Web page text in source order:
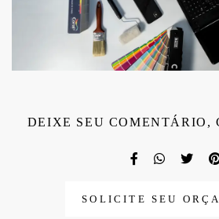
DEIXE SEU COMENTÁRIO,
SOLICITE SEU